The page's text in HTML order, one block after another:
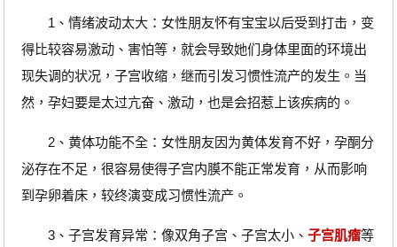
1、情绪波动太大：女性朋友怀有宝宝以后受到打击，变
得比较容易激动、害怕等，就会导致她们身体里面的环境出
现失调的状况，子宫收缩，继而引发习惯性流产的发生。当
然，孕妇要是太过亢奋、激动，也是会招惹上该疾病的。
2、黄体功能不全：女性朋友因为黄体发育不好，孕酮分
泌存在不足，很容易使得子宫内膜不能正常发育，从而影响
到孕卵着床，较终演变成习惯性流产。
3、子宫发育异常：像双角子宫、子宫太小、 子宫肌瘤等